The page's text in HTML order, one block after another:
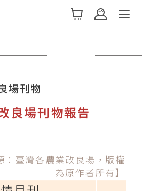
場刊物
良場刊物報告
：臺灣各農業改良場，版權
為原作者所有】